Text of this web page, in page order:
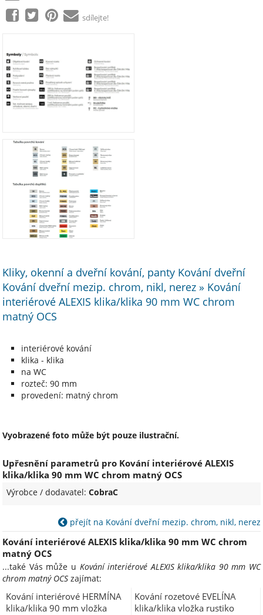
sdílejte!
Kliky, okenní a dveřní kování, panty Kování dveřní
Kování dveřní mezip. chrom, nikl, nerez » Kování
interiérové ALEXIS klika/klika 90 mm WC chrom
matný OCS
interiérové kování
klika - klika
na WC
rozteč: 90 mm
provedení: matný chrom
Vyobrazené foto může být pouze ilustrační.
Upřesnění parametrů pro Kování interiérové ALEXIS
klika/klika 90 mm WC chrom matný OCS
Výrobce / dodavatel:CobraC
přejít na Kování dveřní mezip. chrom, nikl, nerez
Kování interiérové ALEXIS klika/klika 90 mm WC chrom
matný OCS
...také Vás může u Kování interiérové ALEXIS klika/klika 90 mm WC
chrom matný OCS zajímat:
Kování interiérové HERMÍNA
klika/klika 90 mm vložka
Kování rozetové EVELÍNA
klika/klika vložka rustiko